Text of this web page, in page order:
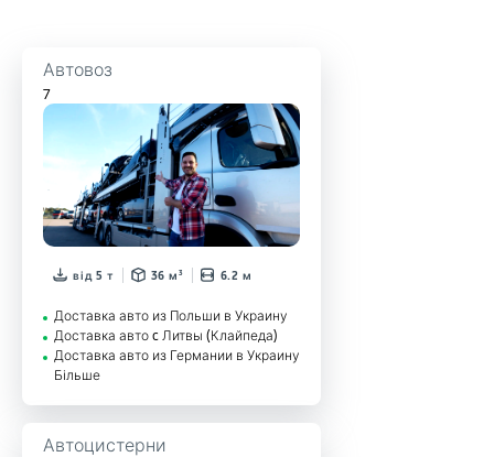
Автовоз
7
від 5 т 36 м³ 6.2 м
Доставка авто из Польши в Украину
Доставка авто c Литвы (Клайпеда)
Доставка авто из Германии в Украину
Більше
Автоцистерни